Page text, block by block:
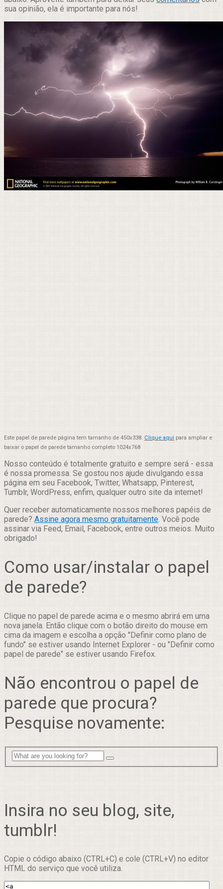
sua opinião, ela é importante para nós!
Este papel de parede página tem tamanho de 450x338. Clique aqui para ampliar e
baixar o papel de parede tamanho completo 1024x768
Nosso conteúdo é totalmente gratuito e sempre será - essa
é nossa promessa. Se gostou nos ajude divulgando essa
página em seu Facebook, Twitter, Whatsapp, Pinterest,
Tumblr, WordPress, enfim, qualquer outro site da internet!
Quer receber automaticamente nossos melhores papéis de
parede? Assine agora mesmo gratuitamente. Você pode
assinar via Feed, Email, Facebook, entre outros meios. Muito
obrigado!
Como usar/instalar o papel
de parede?
Clique no papel de parede acima e o mesmo abrirá em uma
nova janela. Então clique com o botão direito do mouse em
cima da imagem e escolha a opção "Definir como plano de
fundo" se estiver usando Internet Explorer - ou "Definir como
papel de parede" se estiver usando Firefox.
Não encontrou o papel de
parede que procura?
Pesquise novamente:
Insira no seu blog, site,
tumblr!
Copie o código abaixo (CTRL+C) e cole (CTRL+V) no editor
HTML do serviço que você utiliza.